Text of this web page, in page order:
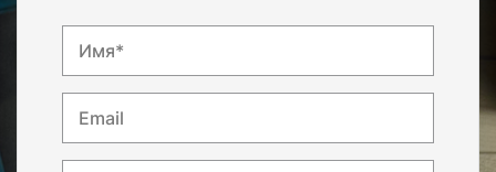
Имя*
Email